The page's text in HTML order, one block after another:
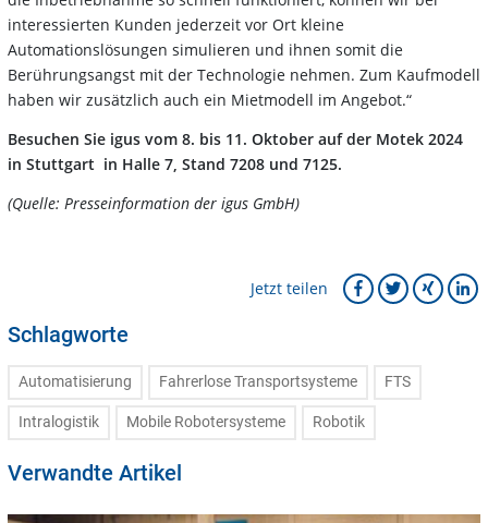
interessierten Kunden jederzeit vor Ort kleine
Automationslösungen simulieren und ihnen somit die
Berührungsangst mit der Technologie nehmen. Zum Kaufmodell
haben wir zusätzlich auch ein Mietmodell im Angebot.“
Besuchen Sie igus vom 8. bis 11. Oktober auf der Motek 2024
in Stuttgart in Halle 7, Stand 7208 und 7125.
(Quelle: Presseinformation der igus GmbH)
Jetzt teilen
Schlagworte
Automatisierung Fahrerlose Transportsysteme FTS
Intralogistik Mobile Robotersysteme Robotik
Verwandte Artikel